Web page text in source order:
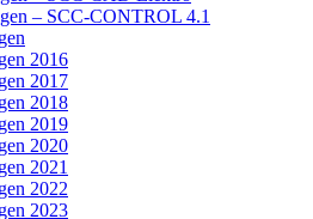
– SCC-CONTROL 4.1
2016
2017
2018
2019
2020
2021
2022
2023